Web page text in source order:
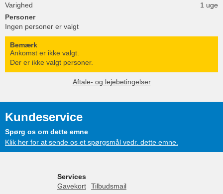
Varighed
1 uge
Personer
Ingen personer er valgt
Bemærk
Ankomst er ikke valgt.
Der er ikke valgt personer.
Aftale- og lejebetingelser
Kundeservice
Spørg os om dette emne
Klik her for at sende os et spørgsmål vedr. dette emne.
Services
Gavekort
Tilbudsmail